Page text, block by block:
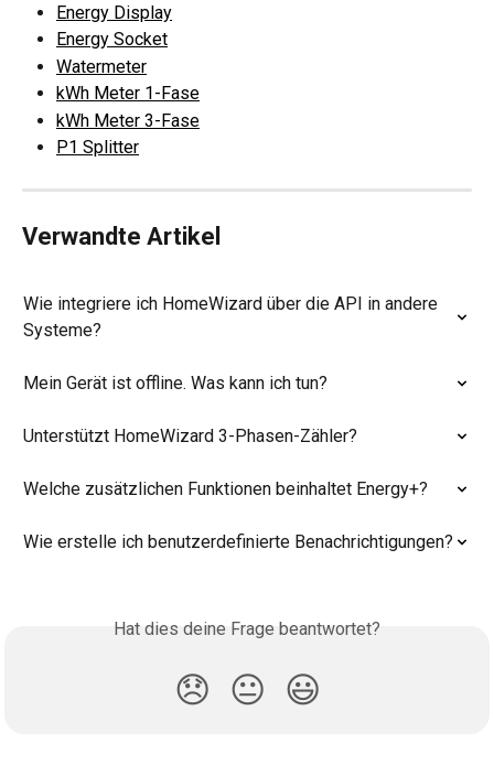
Energy Display
Energy Socket
Watermeter
kWh Meter 1-Fase
kWh Meter 3-Fase
P1 Splitter
Verwandte Artikel
Wie integriere ich HomeWizard über die API in andere
Systeme?
Mein Gerät ist offline. Was kann ich tun?
Unterstützt HomeWizard 3-Phasen-Zähler?
Welche zusätzlichen Funktionen beinhaltet Energy+?
Wie erstelle ich benutzerdefinierte Benachrichtigungen?
Hat dies deine Frage beantwortet?
😞 😐 😃